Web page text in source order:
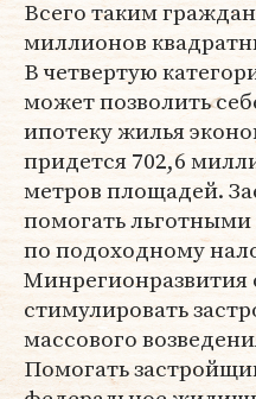
Всего таким
миллионов
В четвертую
может позволить
ипотеку жилья
придется 702,6
метров площадей.
помогать
по подоходному
Минрегионразвития
стимулировать
массового
Помогать